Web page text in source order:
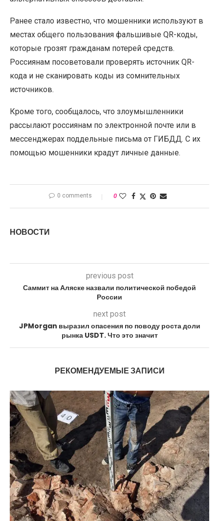
Ранее стало известно, что мошенники используют в
местах общего пользования фальшивые QR-коды,
которые грозят гражданам потерей средств.
Россиянам посоветовали проверять источник QR-
кода и не сканировать коды из сомнительных
источников.
Кроме того, сообщалось, что злоумышленники
рассылают россиянам по электронной почте или в
мессенджерах поддельные письма от ГИБДД. С их
помощью мошенники крадут личные данные.
0 comments 0
НОВОСТИ
previous post
Саммит на Аляске назвали политической победой
России
next post
JPMorgan выразил опасения по поводу роста доли
рынка USDT. Что это значит
РЕКОМЕНДУЕМЫЕ ЗАПИСИ